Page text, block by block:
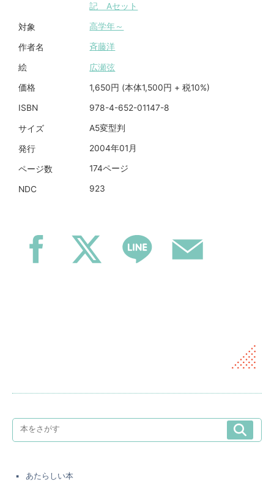
記 Aセット
対象 高学年～
作者名 斉藤洋
絵 広瀬弦
価格 1,650円 (本体1,500円 + 税10%)
ISBN 978-4-652-01147-8
サイズ A5変型判
発行 2004年01月
ページ数 174ページ
NDC 923
あたらしい本